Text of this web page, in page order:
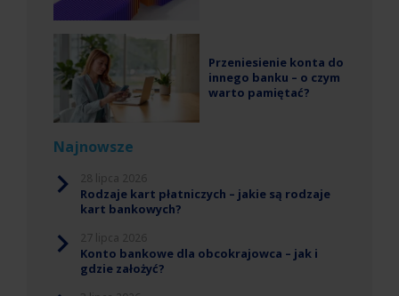
Przeniesienie konta do
innego banku – o czym
warto pamiętać?
Najnowsze
Rodzaje kart płatniczych – jakie są rodzaje
kart bankowych?
Konto bankowe dla obcokrajowca – jak i
gdzie założyć?